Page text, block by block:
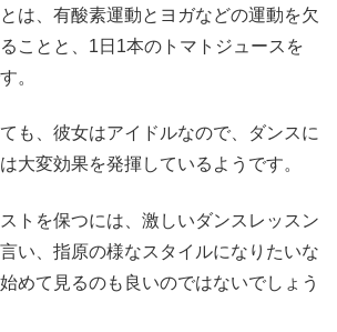
は、有酸素運動とヨガなどの運動を欠
ことと、1日1本のトマトジュースを
。
も、彼女はアイドルなので、ダンスに
大変効果を発揮しているようです。
トを保つには、激しいダンスレッスン
い、指原の様なスタイルになりたいな
めて見るのも良いのではないでしょう